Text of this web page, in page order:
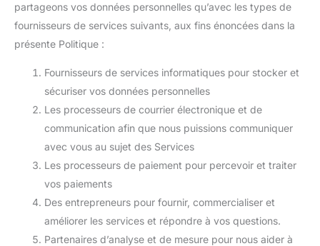
partageons vos données personnelles qu’avec les types de
fournisseurs de services suivants, aux fins énoncées dans la
présente Politique :
Fournisseurs de services informatiques pour stocker et
sécuriser vos données personnelles
Les processeurs de courrier électronique et de
communication afin que nous puissions communiquer
avec vous au sujet des Services
Les processeurs de paiement pour percevoir et traiter
vos paiements
Des entrepreneurs pour fournir, commercialiser et
améliorer les services et répondre à vos questions.
Partenaires d’analyse et de mesure pour nous aider à